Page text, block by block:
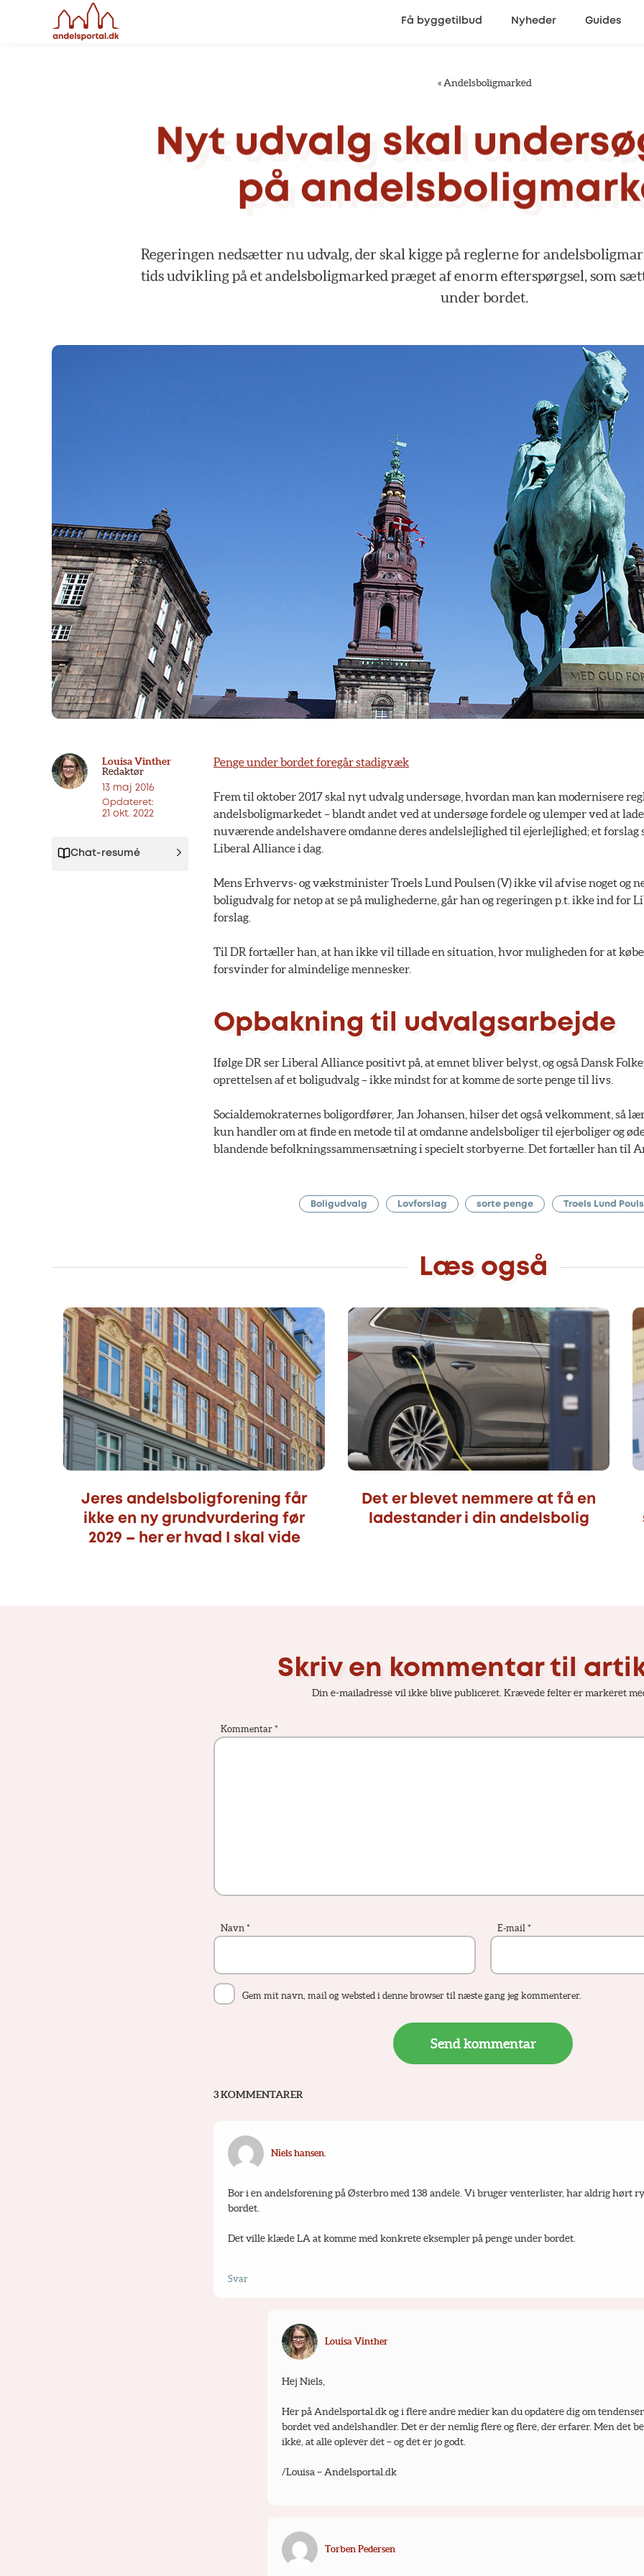
Få byggetilbud Nyheder Guides
« Andelsboligmarked
Nyt udvalg skal
på
Regeringen nedsætternuudvalg,derskal kiggepåreglernefor
tids udvikling på et andelsboligmarked præget af enorm efterspørgsel, som
underbordet.
Louisa Vinther
Redaktør
13 maj 2016
Opdateret:
21 okt. 2022
Chat-resumé
Penge under bordet foregår stadigvæk
Frem til oktober 2017 skal nyt udvalg undersøge, hvordan man kan modernisere
andelsboligmarkedet – blandt andet ved at undersøge fordele og ulemper ved at lade
nuværende andelshavere omdanne deres andelslejlighed til ejerlejlighed; et forslag
Liberal Alliance i dag.
Mens Erhvervs- og vækstminister Troels Lund Poulsen (V) ikke vil afvise noget og
boligudvalg for netop at se på mulighederne, går han og regeringen p.t. ikke ind for
forslag.
Til DR fortæller han, at han ikke vil tillade en situation, hvor muligheden for at
forsvinder for almindelige mennesker.
Opbakning til udvalgsarbejde
Ifølge DR ser Liberal Alliance positivt på, at emnet bliver belyst, og også Dansk
oprettelsen af et boligudvalg – ikke mindst for at komme de sorte penge til livs.
Socialdemokraternes boligordfører, Jan Johansen, hilser det også velkomment, så
kun handler om at finde en metode til at omdanne andelsboliger til ejerboliger og
blandende befolkningssammensætning i specielt storbyerne. Det fortæller han til
Boligudvalg Lovforslag sorte penge Troels Lund
Læs også
Jeres andelsboligforening får
ikke en ny grundvurdering før
2029 – her er hvad I skal vide
Det er blevet nemmere at få en
ladestander i din andelsbolig
Skriv en kommentar til
Din e-mailadresse vil ikke blive publiceret.Krævede felter er markeret
Kommentar *
Navn * E-mail *
Gem mit navn, mail og websted i denne browser til næste gang jeg kommenterer.
3 KOMMENTARER
Niels hansen.
Bor i en andelsforening på Østerbro med 138 andele. Vi bruger venterlister, har aldrig hørt
bordet.
Det ville klæde LA at komme med konkrete eksempler på penge under bordet.
Svar
Louisa Vinther
Hej Niels,
Her på Andelsportal.dk og i flere andre medier kan du opdatere dig om
bordet ved andelshandler. Det er der nemlig flere og flere, der erfarer. Men det
ikke, at alle oplever det – og det er jo godt.
/Louisa – Andelsportal.dk
Torben Pedersen